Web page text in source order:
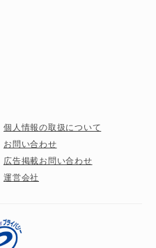
個人情報の取扱について
お問い合わせ
広告掲載お問い合わせ
運営会社